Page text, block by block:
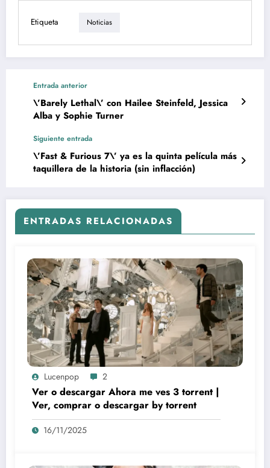
Etiqueta Noticias
Entrada anterior
\’Barely Lethal\’ con Hailee Steinfeld, Jessica
Alba y Sophie Turner
Siguiente entrada
\’Fast & Furious 7\’ ya es la quinta película más
taquillera de la historia (sin inflacción)
ENTRADAS RELACIONADAS
Lucenpop 2
Ver o descargar Ahora me ves 3 torrent |
Ver, comprar o descargar by torrent
16/11/2025